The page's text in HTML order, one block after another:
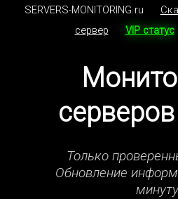
SERVERS-MONITORING.ru
сервер
VIP статус
Только
Обновление
минуту